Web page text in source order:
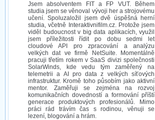
Jsem absolventem FIT a FP VUT. Během
studia jsem se věnoval vývoji her a strojovému
učení. Spoluzaložil jsem dvě úspěšná herní
studia, včetně Interaktivnifilm.cz. Protože jsem
viděl budoucnost v big data aplikacích, využil
jsem příležitosti řídit po dobu sedmi let
cloudové API pro zpracování a analýzu
velkých dat ve firmě NetSuite. Momentálně
pracuji třetím rokem v SaaS divizi společnosti
SolarWinds, kde vedu tým zaměřený na
telemetrii a AI pro data z velkých síťových
infrastruktur. Kromě toho působím jako aktivní
mentor. Zaměřuji se zejména na rozvoj
komunikačních dovedností a formování příští
generace produktových profesionálů. Mimo
práci rád trávím čas s rodinou, věnuji se
lezení, blogování a hrám.